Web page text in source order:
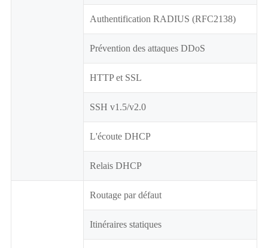
Authentification RADIUS (RFC2138)
Prévention des attaques DDoS
HTTP et SSL
SSH v1.5/v2.0
L'écoute DHCP
Relais DHCP
Routage par défaut
Itinéraires statiques